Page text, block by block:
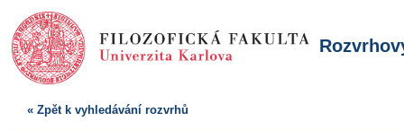
« Zpět k vyhledávání rozvrhů